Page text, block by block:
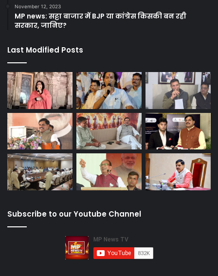
November 12, 2023
MP news: सट्टा बाजार में BJP या कांग्रेस किसकी बन रही
सरकार, जानिए?
Last Modified Posts
Subscribe to our Youtube Channel